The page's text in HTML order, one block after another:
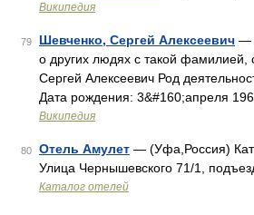
Википедия
79 Шевченко, Сергей Алексеевич —
о других людях с такой
Сергей Алексеевич Род
Дата рождения: 3&#160;апреля
Википедия
80 Отель Амулет — (Уфа,Россия)
Улица Чернышевского 71/1,
Каталог отелей